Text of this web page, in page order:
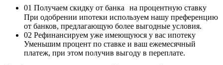
01 Получаем скидку от банка на процентную ставку
При одобрении ипотеки используем нашу преференцию
от банков, предлагающую более выгодные условия.
02 Рефинансируем уже имеющуюся у вас ипотеку
Уменьшим процент по ставке и ваш ежемесячный
платеж, при этом получив выгоду в переплате.